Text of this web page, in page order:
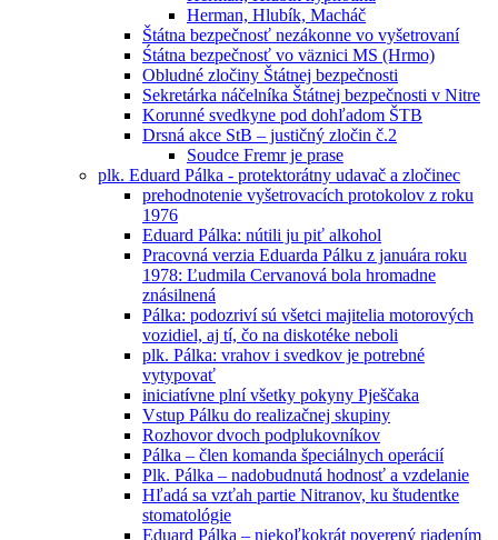
Herman, Hlubík, Macháč
Štátna bezpečnosť nezákonne vo vyšetrovaní
Śtátna bezpečnosť vo väznici MS (Hrmo)
Obludné zločiny Štátnej bezpečnosti
Sekretárka náčelníka Štátnej bezpečnosti v Nitre
Korunné svedkyne pod dohľadom ŠTB
Drsná akce StB – justičný zločin č.2
Soudce Fremr je prase
plk. Eduard Pálka - protektorátny udavač a zločinec
prehodnotenie vyšetrovacích protokolov z roku
1976
Eduard Pálka: nútili ju piť alkohol
Pracovná verzia Eduarda Pálku z januára roku
1978: Ľudmila Cervanová bola hromadne
znásilnená
Pálka: podozriví sú všetci majitelia motorových
vozidiel, aj tí, čo na diskotéke neboli
plk. Pálka: vrahov i svedkov je potrebné
vytypovať
iniciatívne plní všetky pokyny Pješčaka
Vstup Pálku do realizačnej skupiny
Rozhovor dvoch podplukovníkov
Pálka – člen komanda špeciálnych operácií
Plk. Pálka – nadobudnutá hodnosť a vzdelanie
Hľadá sa vzťah partie Nitranov, ku študentke
stomatológie
Eduard Pálka – niekoľkokrát poverený riadením